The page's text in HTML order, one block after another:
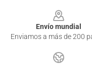
Envío mundial
Enviamos a más de 200